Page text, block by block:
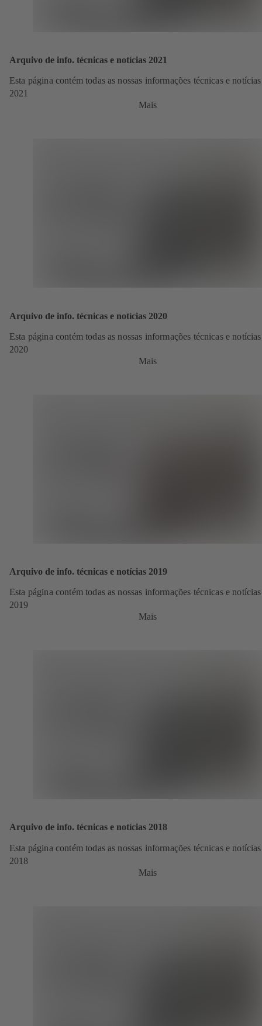
Arquivo de info. técnicas e notícias 2021
Esta página contém todas as nossas informações técnicas e
2021
Mais
Arquivo de info. técnicas e notícias 2020
Esta página contém todas as nossas informações técnicas e
2020
Mais
Arquivo de info. técnicas e notícias 2019
Esta página contém todas as nossas informações técnicas e
2019
Mais
Arquivo de info. técnicas e notícias 2018
Esta página contém todas as nossas informações técnicas e
2018
Mais